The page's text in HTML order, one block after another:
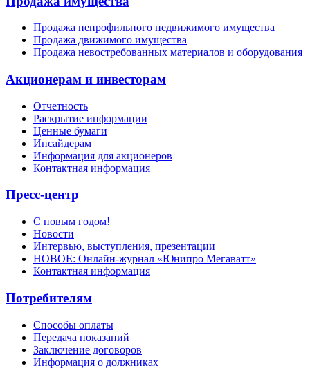
Продажа непрофильного недвижимого имущества
Продажа движимого имущества
Продажа невостребованных материалов и оборудования
Акционерам и инвесторам
Отчетность
Раскрытие информации
Ценные бумаги
Инсайдерам
Информация для акционеров
Контактная информация
Пресс-центр
С новым годом!
Новости
Интервью, выступления, презентации
НОВОЕ: Онлайн-журнал «Юнипро Мегаватт»
Контактная информация
Потребителям
Способы оплаты
Передача показаний
Заключение договоров
Информация о должниках